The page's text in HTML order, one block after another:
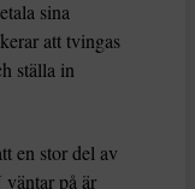
sina
att tvingas
ställa in
en stor del av
på är